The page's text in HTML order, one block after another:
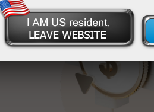
على مكافأة تصل إلى
على إيداعه، والاستفادة من
المسار وسرعة التداول
يُضفي أليش لوبرايس
قم بإيداع المبلغ في حسابك باستخدام $333 — اختر هدية
تصل قيمتها إلى $1,500
تداول بدون مخاطرة -
نحن نضمن أرباحك
مكافأة تصل إلى 1000 ضعف - أكبر